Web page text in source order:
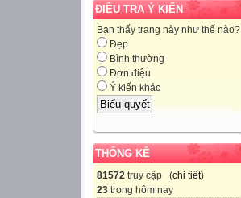
ĐIỀU TRA Ý KIẾN
Bạn thấy trang này như thế nào?
Đẹp
Bình thường
Đơn điệu
Ý kiến khác
THỐNG KÊ
81572 truy cập (chi tiết)
23 trong hôm nay